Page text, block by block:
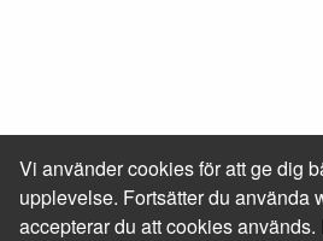
Vi använder cookies för att ge dig
upplevelse. Fortsätter du använda
accepterar du att cookies används.